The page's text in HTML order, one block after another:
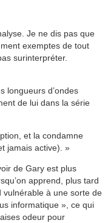
Je ne dis pas que
exemptes de tout
surinterpréter.
longueurs d’ondes
de lui dans la série
et la condamne
jamais active). »
de Gary est plus
apprend, plus tard
à une sorte de
informatique », ce qui
odeur pour